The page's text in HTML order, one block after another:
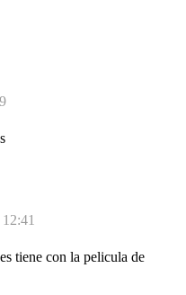
tiene con la pelicula de